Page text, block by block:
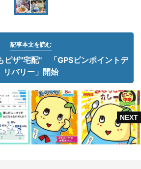
記事本文を読む
ピザ"宅配" 「GPSピンポイントデ
リバリー」開始